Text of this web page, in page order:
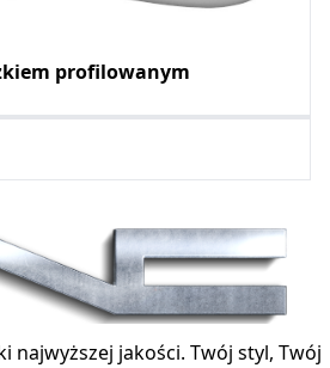
profilowanym
najwyższej jakości. Twój styl, Twój